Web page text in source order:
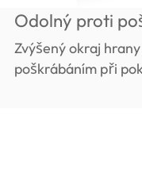
Odolný proti
Zvýšený okraj
poškrábáním při